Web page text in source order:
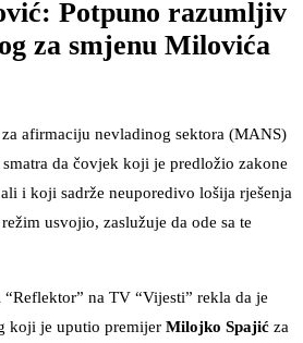
Potpuno razumljiv
za smjenu Milovića
afirmaciju nevladinog sektora (MANS)
smatra da čovjek koji je predložio zakone
i koji sadrže neuporedivo lošija rješenja
usvojio, zaslužuje da ode sa te
na TV “Vijesti” rekla da je
koji je uputio premijer Milojko Spajić za